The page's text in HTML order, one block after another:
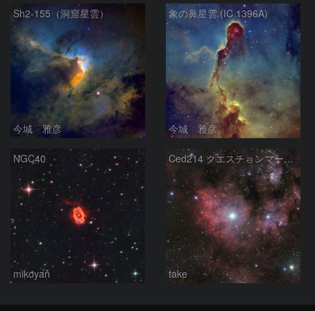
Sh2-155（洞窟星雲）
今城 雅彦
象の鼻星雲 (IC 1396A)
今城 雅彦
NGC40
mikoyan
Ced214 クエスチョンマーク星雲の“心臓部”
take